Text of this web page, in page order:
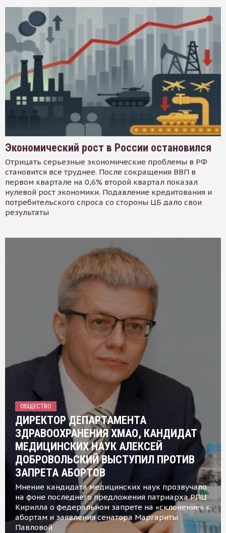
Экономический рост в России остановился
Отрицать серьезные экономические проблемы в РФ
становится все труднее. После сокращения ВВП в
первом квартале на 0,6% второй квартал показал
нулевой рост экономики. Подавление кредитования и
потребительского спроса со стороны ЦБ дало свои
результаты
ОБЩЕСТВО
ДИРЕКТОР ДЕПАРТАМЕНТА
ЗДРАВООХРАНЕНИЯ ХМАО, КАНДИДАТ
МЕДИЦИНСКИХ НАУК АЛЕКСЕЙ
ДОБРОВОЛЬСКИЙ ВЫСТУПИЛ ПРОТИВ
ЗАПРЕТА АБОРТОВ
Мнение кандидата медицинских наук прозвучало
на фоне последнего предложения патриарха РПЦ
Кирилла о федеральном запрете на «склонение» к
абортам и заявления сенатора Маргариты
Павловой